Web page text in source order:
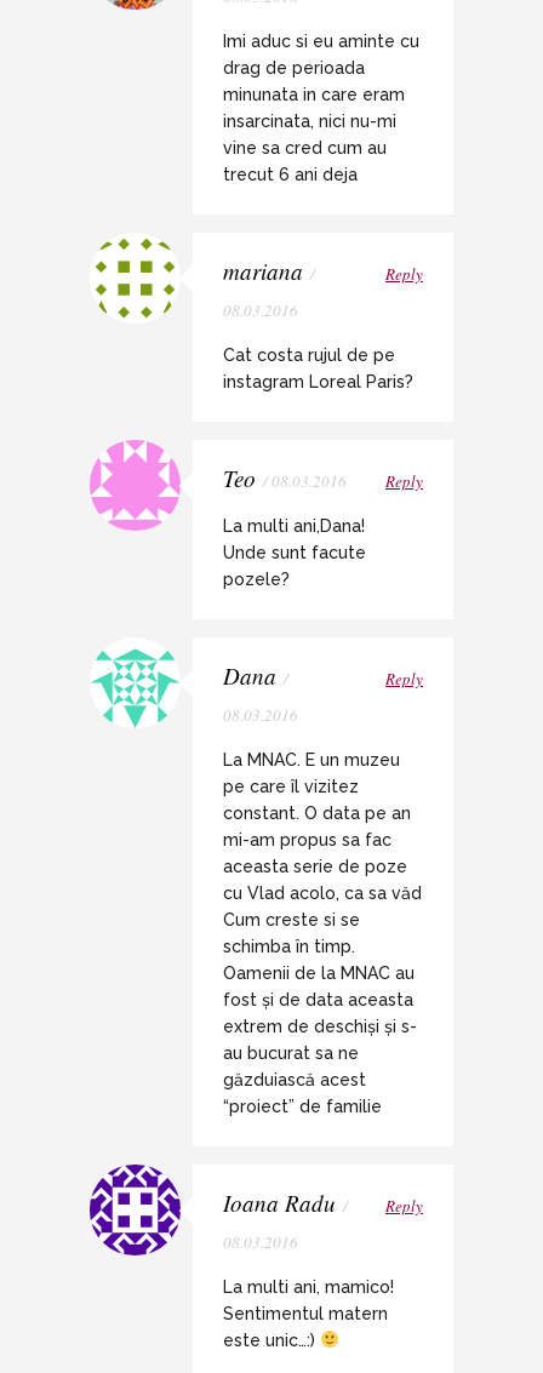
Imi aduc si eu aminte cu
drag de perioada
minunata in care eram
insarcinata, nici nu-mi
vine sa cred cum au
trecut 6 ani deja
mariana /
08.03.2016
Reply
Cat costa rujul de pe
instagram Loreal Paris?
Teo / 08.03.2016 Reply
La multi ani,Dana!
Unde sunt facute
pozele?
Dana /
08.03.2016
Reply
La MNAC. E un muzeu
pe care îl vizitez
constant. O data pe an
mi-am propus sa fac
aceasta serie de poze
cu Vlad acolo, ca sa văd
Cum creste si se
schimba în timp.
Oamenii de la MNAC au
fost și de data aceasta
extrem de deschiși și s-
au bucurat sa ne
găzduiască acest
“proiect” de familie
Ioana Radu /
08.03.2016
Reply
La multi ani, mamico!
Sentimentul matern
este unic…:)